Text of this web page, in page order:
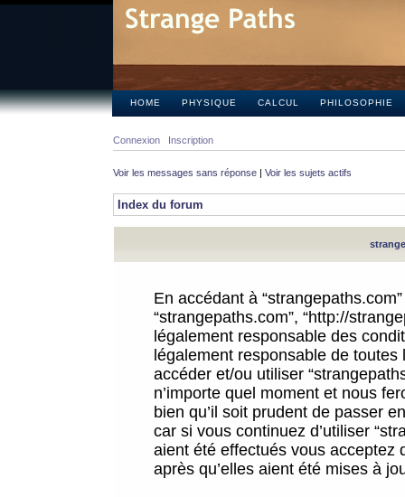
HOME PHYSIQUE CALCUL PHILOSOPHIE
Connexion Inscription
Voir les messages sans réponse | Voir les sujets actifs
Index du forum
En accédant à
“strangepaths.com”, “http://
légalement responsable des
légalement responsable de
accéder et/ou utiliser
n’importe quel moment et nous
bien qu’il soit prudent de passer
car si vous continuez d’utiliser
aient été effectués vous acceptez
après qu’elles aient été mises à